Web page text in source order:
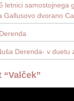
letnici samostojnega
Gallusovo dvorano
Derenda- v